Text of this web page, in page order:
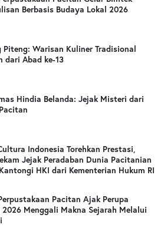
Berbasis Budaya Lokal 2026
Piteng: Warisan Kuliner Tradisional
dari Abad ke-13
Hindia Belanda: Jejak Misteri dari
Indonesia Torehkan Prestasi,
Jejak Peradaban Dunia Pacitanian
HKI dari Kementerian Hukum RI
Pacitan Ajak Perupa
2026 Menggali Makna Sejarah Melalui